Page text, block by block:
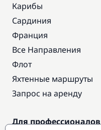
Карибы
Сардиния
Франция
Все Направления
Флот
Яхтенные маршруты
Запрос на аренду
Для профессионалов